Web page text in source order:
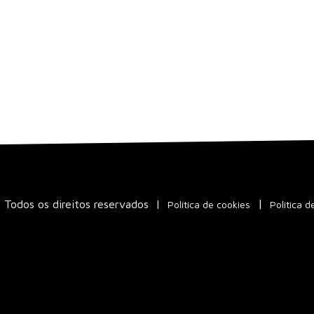
Todos os direitos reservados | Política de cookies Política